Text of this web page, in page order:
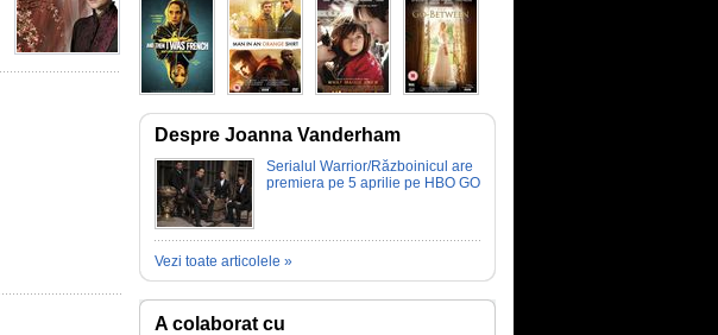
Despre Joanna Vanderham
Serialul Warrior/Războinicul are
premiera pe 5 aprilie pe HBO GO
Vezi toate articolele »
A colaborat cu